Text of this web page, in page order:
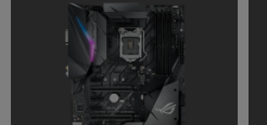
レビュー記事 / 動画
ギャラリー
サポート